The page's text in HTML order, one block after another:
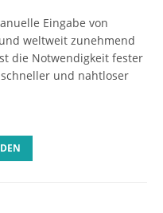
Eingabe von
weltweit zunehmend
die Notwendigkeit fester
und nahtloser